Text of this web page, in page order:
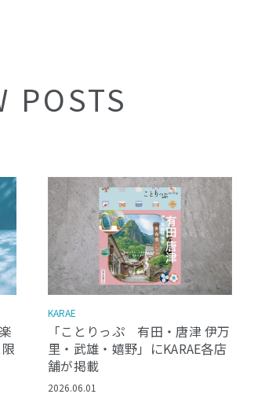
POSTS
KARAE
「ことりっぷ 有田・唐津 伊万
里・武雄・嬉野」にKARAE各店
舗が掲載
2026.06.01